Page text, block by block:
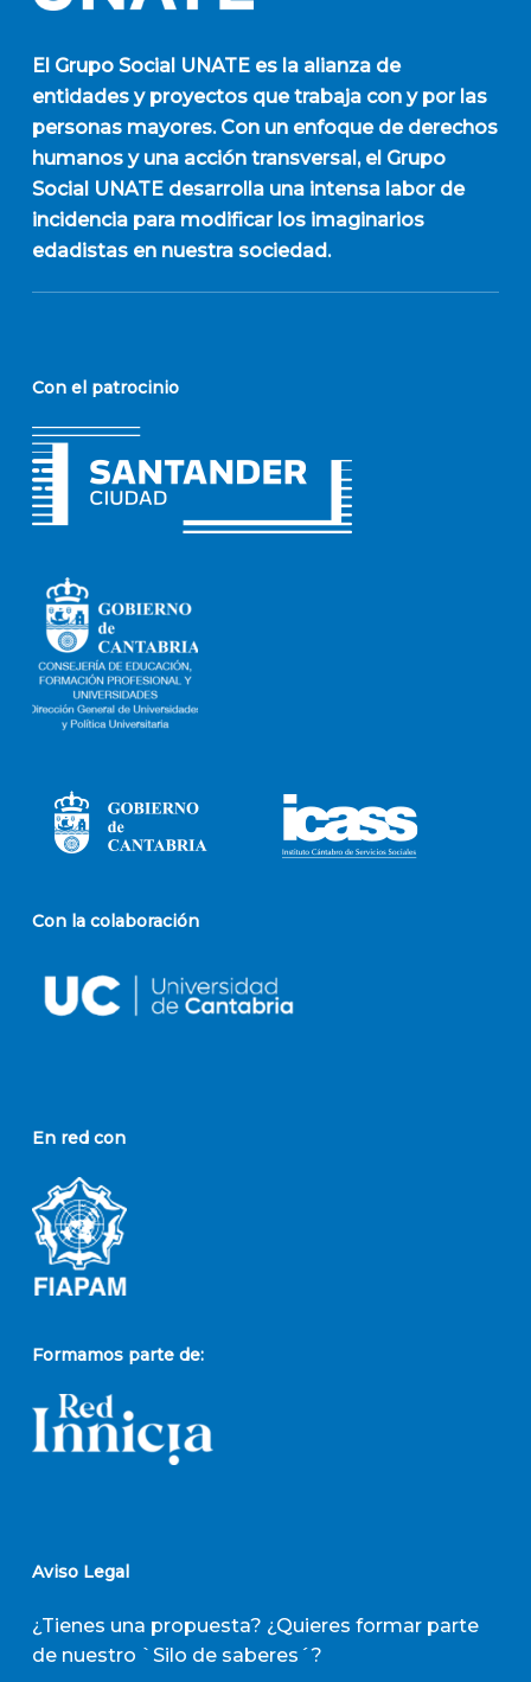
El Grupo Social UNATEes la alianza de
entidades y proyectos que trabaja con y por las
personas mayores. Con un enfoque de derechos
humanos y una acción transversal, el Grupo
Social UNATE desarrolla una intensa labor de
incidencia para modificar los imaginarios
edadistas en nuestra sociedad.
Con el patrocinio
Con la colaboración
En red con
Formamos parte de:
Aviso Legal
¿Tienes una propuesta? ¿Quieres formar parte
de nuestro `Silo de saberes´?